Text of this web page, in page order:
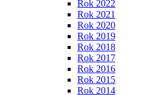
Rok 2022
Rok 2021
Rok 2020
Rok 2019
Rok 2018
Rok 2017
Rok 2016
Rok 2015
Rok 2014